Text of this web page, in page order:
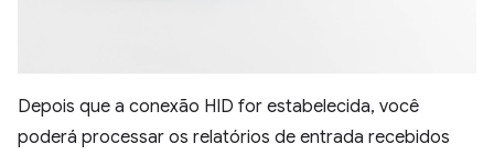
Depois que a conexão HID for estabelecida, você
poderá processar os relatórios de entrada recebidos